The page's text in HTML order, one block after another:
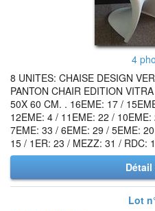
4
8 UNITES: CHAISE DESIGN
PANTON CHAIR EDITION
50X 60 CM. . 16EME: 17 /
12EME: 4 / 11EME: 22 /
7EME: 33 / 6EME: 29 / 5EME:
15 / 1ER: 23 / MEZZ: 31 / RDC:
Lot